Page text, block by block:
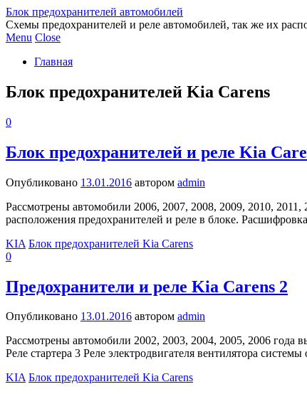
Блок предохранителей автомобилей
Схемы предохранителей и реле автомобилей, так же их
Menu Close
Главная
Блок предохранителей Kia Carens
0
Блок предохранителей и реле Kia
Опубликовано 13.01.2016 автором admin
Рассмотрены автомобили 2006, 2007, 2008, 2009, 2010,
расположения предохранителей и реле в блоке.
KIA Блок предохранителей Kia Carens
0
Предохранители и реле Kia Carens 2
Опубликовано 13.01.2016 автором admin
Рассмотрены автомобили 2002, 2003, 2004, 2005, 2006 года
Реле стартера 3 Реле электродвигателя вентилятора
KIA Блок предохранителей Kia Carens